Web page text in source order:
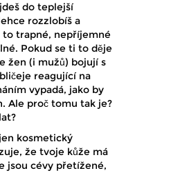
do teplejší
rozzlobíš a
trapné, nepříjemné
Pokud se ti to děje
žen (i mužů) bojují s
reagující na
vypadá, jako by
Ale proč tomu tak je?
kosmetický
že tvoje kůže má
jsou cévy přetížené,